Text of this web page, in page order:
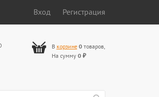
Вход Регистрация
В корзине 0товаров,
На сумму 0 ₽